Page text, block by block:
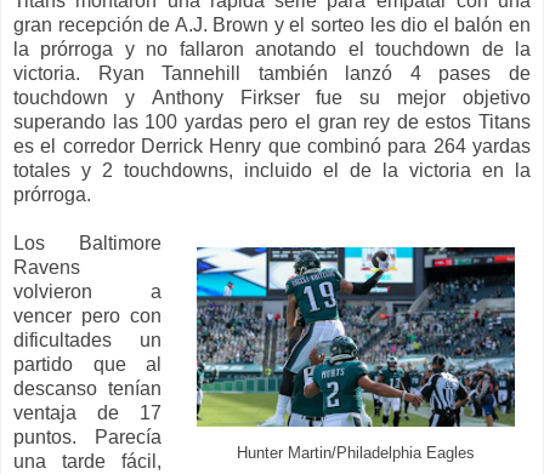
gran recepción de A.J. Brown y el sorteo les dio el balón en
la prórroga y no fallaron anotando el touchdown de la
victoria. Ryan Tannehill también lanzó 4 pases de
touchdown y Anthony Firkser fue su mejor objetivo
superando las 100 yardas pero el gran rey de estos Titans
es el corredor Derrick Henry que combinó para 264 yardas
totales y 2 touchdowns, incluido el de la victoria en la
prórroga.
Hunter Martin/Philadelphia Eagles
Los Baltimore
Ravens
volvieron a
vencer pero con
dificultades un
partido que al
descanso tenían
ventaja de 17
puntos. Parecía
una tarde fácil,